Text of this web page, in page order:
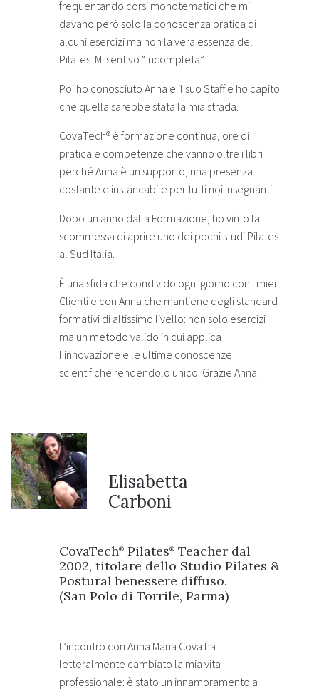
frequentando corsi monotematici che mi
davano però solo la conoscenza pratica di
alcuni esercizi ma non la vera essenza del
Pilates. Mi sentivo “incompleta”.
Poi ho conosciuto Anna e il suo Staff e ho capito
che quella sarebbe stata la mia strada.
CovaTech® è formazione continua, ore di
pratica e competenze che vanno oltre i libri
perché Anna è un supporto, una presenza
costante e instancabile per tutti noi Insegnanti.
Dopo un anno dalla Formazione, ho vinto la
scommessa di aprire uno dei pochi studi Pilates
al Sud Italia.
È una sfida che condivido ogni giorno con i miei
Clienti e con Anna che mantiene degli standard
formativi di altissimo livello: non solo esercizi
ma un metodo valido in cui applica
l'innovazione e le ultime conoscenze
scientifiche rendendolo unico. Grazie Anna.
Elisabetta
Carboni
CovaTech® Pilates® Teacher dal
2002, titolare dello Studio Pilates &
Postural benessere diffuso.
(San Polo di Torrile, Parma)
L’incontro con Anna Maria Cova ha
letteralmente cambiato la mia vita
professionale: è stato un innamoramento a